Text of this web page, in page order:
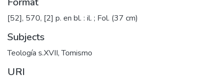
[52], 570, [2] p. en bl. : il. ; Fol. (37 cm)
Subjects
Teología s.XVII,Tomismo
URI